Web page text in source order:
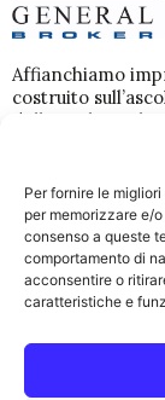
Per fornire le
per memorizzare e/
consenso a queste
comportamento di
acconsentire o
caratteristiche e
Affianchiamo
costruito
delle scelte nel
gestione dei
continuità.
Dati Societari
Link Utili
Come lavoriamo